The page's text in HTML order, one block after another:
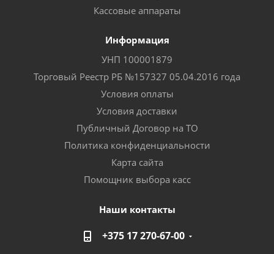
Кассовые аппараты
Информация
УНП 100001879
Торговый Реестр РБ №157327 05.04.2016 года
Условия оплаты
Условия доставки
Публичный Договор на ТО
Политика конфиденциальности
Карта сайта
Помощник выбора касс
Наши контакты
+375 17 270-67-00